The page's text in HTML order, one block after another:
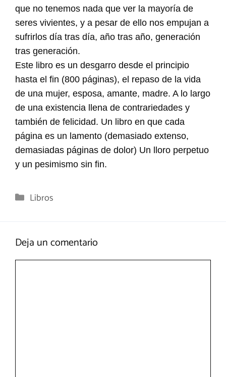
que no tenemos nada que ver la mayoría de
seres vivientes, y a pesar de ello nos empujan a
sufrirlos día tras día, año tras año, generación
tras generación.
Este libro es un desgarro desde el principio
hasta el fin (800 páginas), el repaso de la vida
de una mujer, esposa, amante, madre. A lo largo
de una existencia llena de contrariedades y
también de felicidad. Un libro en que cada
página es un lamento (demasiado extenso,
demasiadas páginas de dolor) Un lloro perpetuo
y un pesimismo sin fin.
Categorías
Libros
Deja un comentario